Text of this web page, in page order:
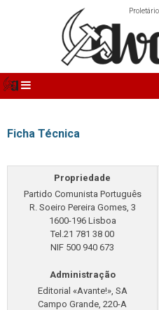
Ficha Técnica
Propriedade
Partido Comunista Português
R. Soeiro Pereira Gomes, 3
1600-196 Lisboa
Tel.21 781 38 00
NIF 500 940 673
Administração
Editorial «Avante!», SA
Campo Grande, 220-A